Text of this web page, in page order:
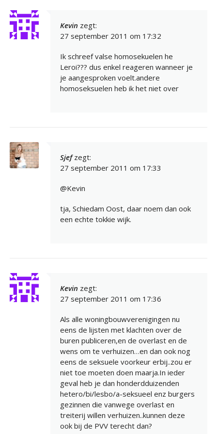
Kevin zegt:
27 september 2011 om 17:32
Ik schreef valse homosekuelen he
Leroi??? dus enkel reageren wanneer je
je aangesproken voelt.andere
homoseksuelen heb ik het niet over
Sjef zegt:
27 september 2011 om 17:33
@Kevin
tja, Schiedam Oost, daar noem dan ook
een echte tokkie wijk.
Kevin zegt:
27 september 2011 om 17:36
Als alle woningbouwverenigingen nu
eens de lijsten met klachten over de
buren publiceren,en de overlast en de
wens om te verhuizen…en dan ook nog
eens de seksuele voorkeur erbij..zou er
niet toe moeten doen maarja.In ieder
geval heb je dan honderdduizenden
hetero/bi/lesbo/a-seksueel enz burgers
gezinnen die vanwege overlast en
treiterij willen verhuizen..kunnen deze
ook bij de PVV terecht dan?